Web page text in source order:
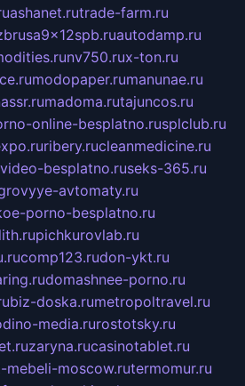
ashanet.rutrade-farm.ru
autodamp.ru
nv750.rux-ton.ru
modopaper.rumanunae.ru
madoma.rutajuncos.ru
online-besplatno.rusplclub.ru
ribery.rucleanmedicine.ru
besplatno.ruseks-365.ru
avtomaty.ru
porno-besplatno.ru
pichkurovlab.ru
comp123.rudon-ykt.ru
domashnee-porno.ru
biz-doska.rumetropoltravel.ru
media.rurostotsky.ru
zaryna.rucasinotablet.ru
mebeli-moscow.rutermomur.ru